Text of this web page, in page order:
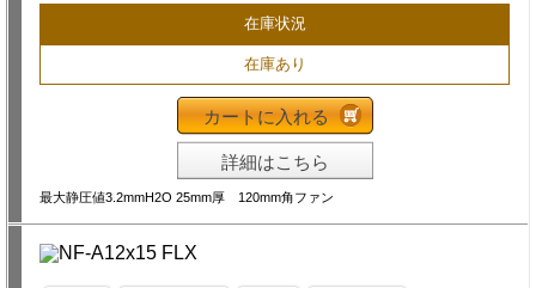
在庫状況
在庫あり
カートに入れる
詳細はこちら
最大静圧値3.2mmH2O 25mm厚 120mm角ファン